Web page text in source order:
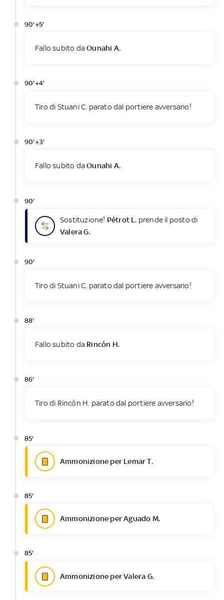
90'+5'
Fallo subito daOunahi A.
90'+4'
Tiro di Stuani C. parato dal portiere avversario!
90'+3'
Fallo subito daOunahi A.
90'
Sostituzione! Pétrot L. prende il posto di
Valera G.
90'
Tiro di Stuani C. parato dal portiere avversario!
88'
Fallo subito da Rincón H.
86'
Tiro di Rincón H. parato dal portiere avversario!
85'
Ammonizione per Lemar T.
85'
Ammonizione per Aguado M.
85'
Ammonizione per Valera G.